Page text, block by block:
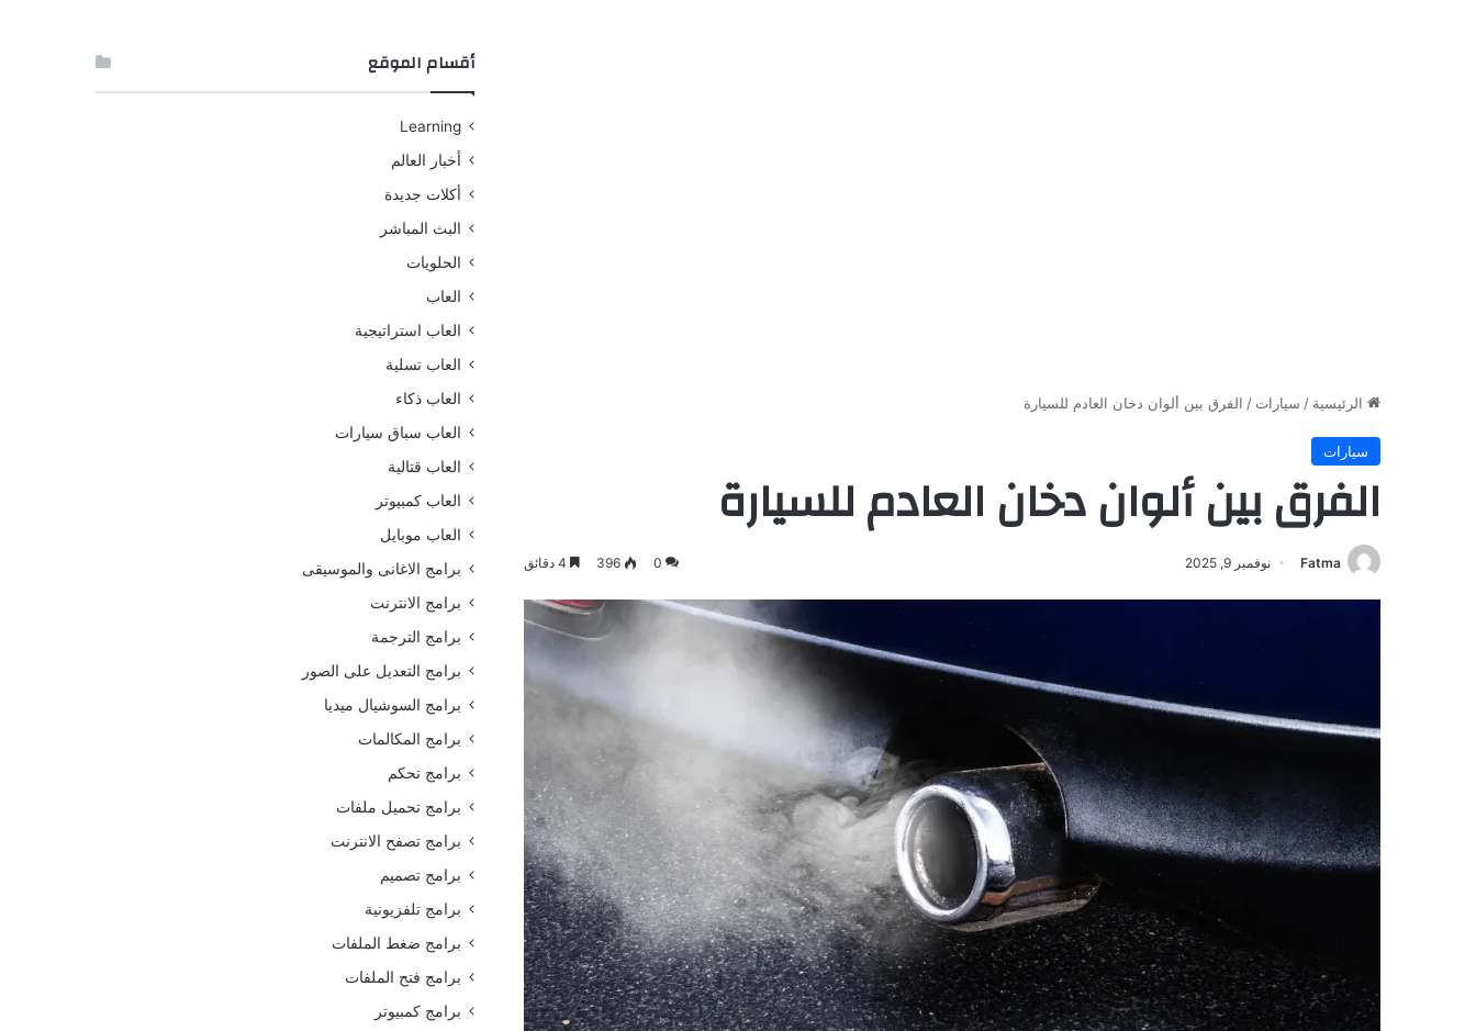
الرئيسية / سيارات / الفرق بين ألوان دخان العادم للسيارة
سيارات
الفرق بين ألوان دخان العادم للسيارة
Fatma نوفمبر 9, 2025 0
396
أقسام الموقع
Learning
أخبار العالم
أكلات جديدة
البث المباشر
الحلويات
العاب
العاب استراتيجية
العاب تسلية
العاب ذكاء
العاب سباق سيارات
العاب قتالية
العاب كمبيوتر
العاب موبايل
برامج الاغانى والموسيقى
برامج الانترنت
برامج الترجمة
برامج التعديل على الصور
برامج السوشيال ميديا
برامج المكالمات
برامج تحكم
برامج تحميل ملفات
برامج تصفح الانترنت
برامج تصميم
برامج تلفزيونية
برامج ضغط الملفات
برامج فتح الملفات
برامج كمبيوتر